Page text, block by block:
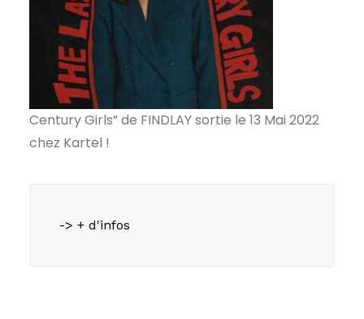
Century Girls” de FINDLAY sortie le 13 Mai 2022
chez Kartel !
-> + d'infos